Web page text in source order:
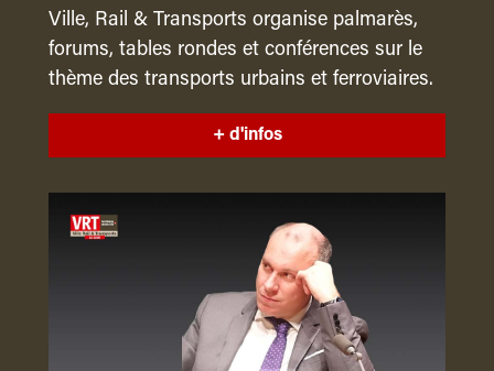
Ville, Rail & Transports organise palmarès,
forums, tables rondes et conférences sur le
thème des transports urbains et ferroviaires.
+ d'infos